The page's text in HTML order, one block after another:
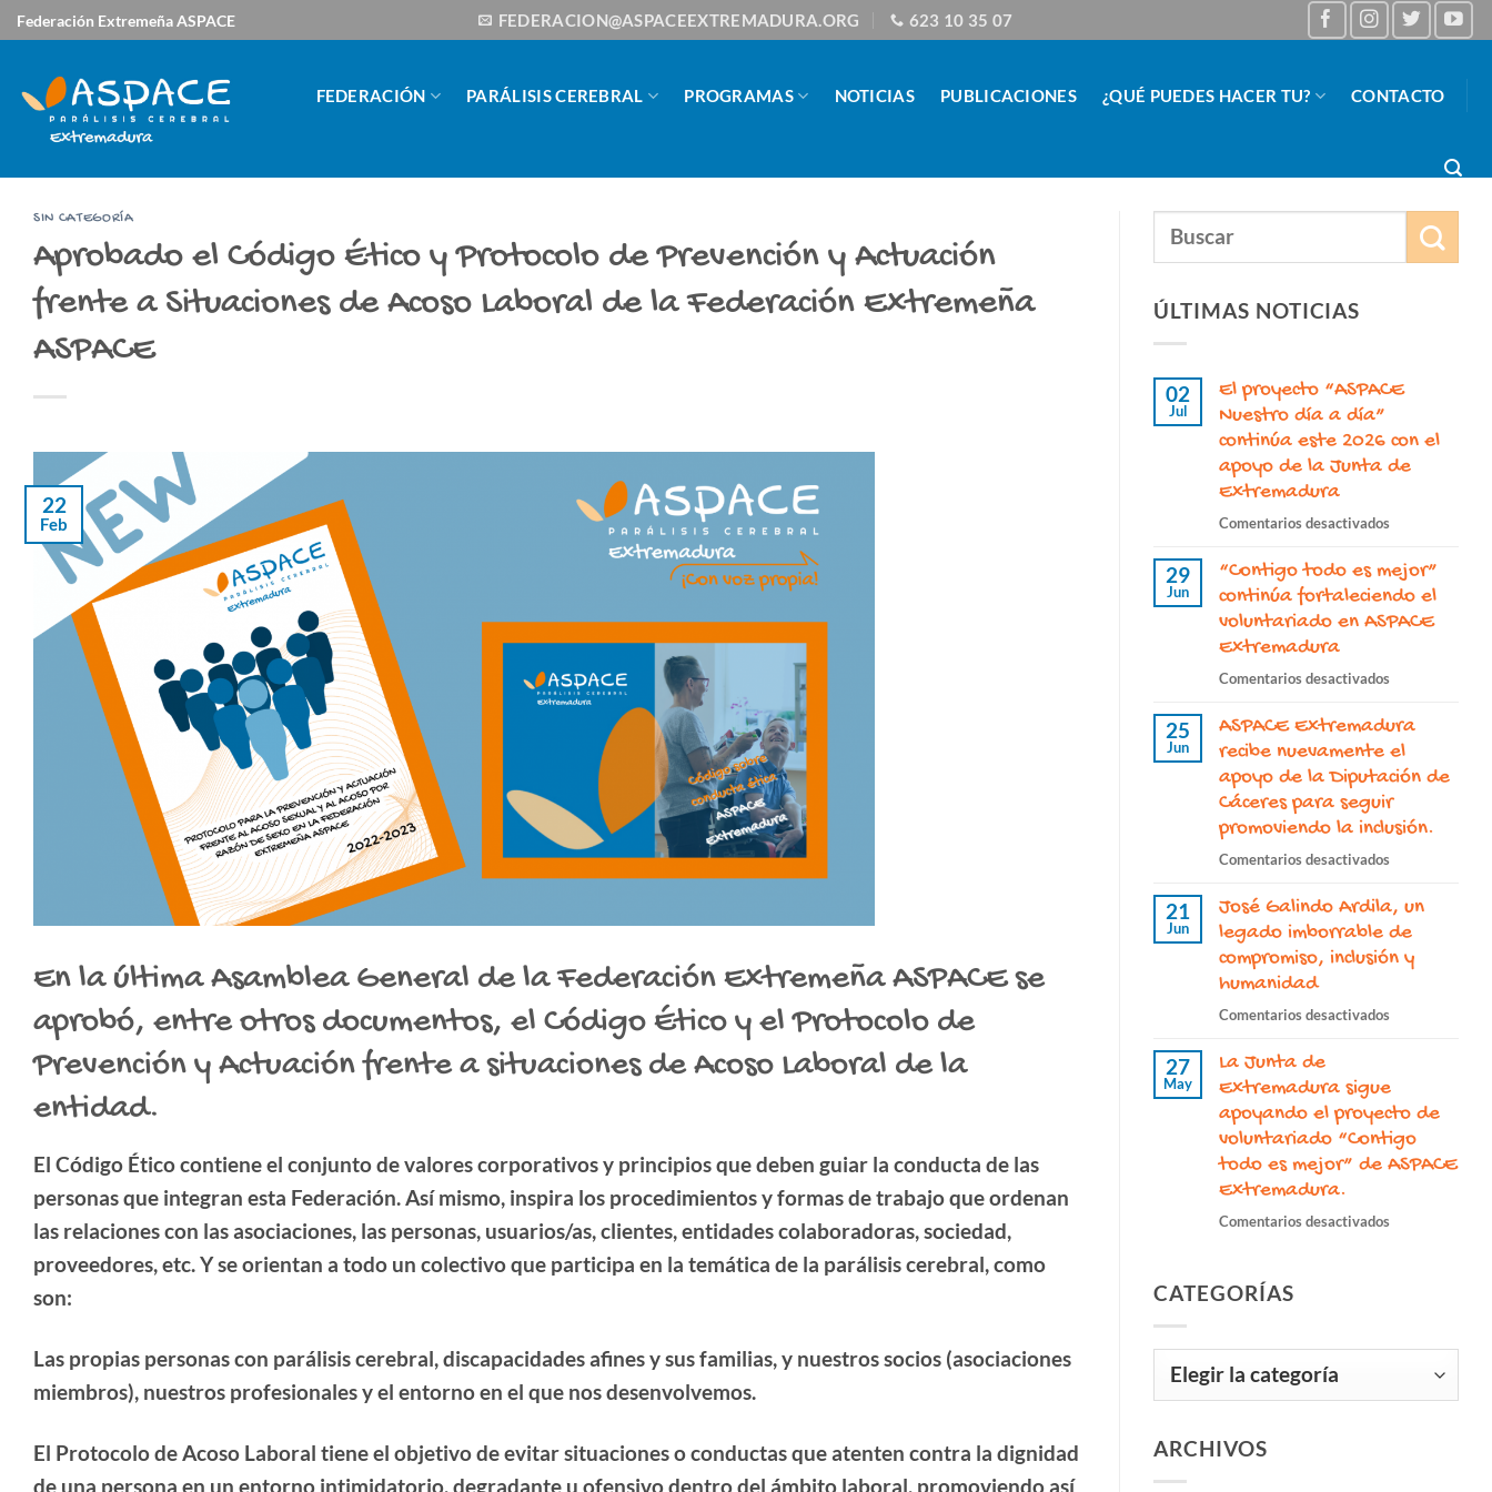
Saltar
al
contenido
Federación Extremeña ASPACE FEDERACION@ASPACEEXTREMADURA.ORG 623 10 35 07
FEDERACIÓN PARÁLISIS CEREBRAL PROGRAMAS NOTICIAS PUBLICACIONES ¿QUÉ PUEDES HACER TU? CONTACTO
SIN CATEGORÍA
Aprobado el Código Ético y Protocolo de Prevención y Actuación
frente a Situaciones de Acoso Laboral de la Federación Extremeña
ASPACE
22
Feb
En la última Asamblea General de la Federación Extremeña ASPACE se
aprobó, entre otros documentos, el Código Ético y el Protocolo de
Prevención y Actuación frente a situaciones de Acoso Laboral de la
entidad.
El Código Ético contiene el conjunto de valores corporativos y principios que deben guiar la conducta de las
personas que integran esta Federación. Así mismo, inspira los procedimientos y formas de trabajo que ordenan
las relaciones con las asociaciones, las personas, usuarios/as, clientes, entidades colaboradoras, sociedad,
proveedores, etc. Y se orientan a todo un colectivo que participa en la temática de la parálisis cerebral, como
son:
Las propias personas con parálisis cerebral, discapacidades afines y sus familias, y nuestros socios (asociaciones
miembros), nuestros profesionales y el entorno en el que nos desenvolvemos.
El Protocolo de Acoso Laboral tiene el objetivo de evitar situaciones o conductas que atenten contra la dignidad
de una persona en un entorno intimidatorio, degradante u ofensivo dentro del ámbito laboral, promoviendo así
ÚLTIMAS NOTICIAS
02
Jul
El proyecto “ASPACE
Nuestro día a día”
continúa este 2026 con el
apoyo de la Junta de
Extremadura
Comentarios desactivadosen
proyecto
“ASPACE
Nuestro
día”
este
2026
con
el
apoyo
de
Extremadura
29
Jun
“Contigo todo es mejor”
continúa fortaleciendo el
voluntariado en ASPACE
Extremadura
Comentarios desactivadosen
todo
es
mejor”
continúa
fortaleciendo
el
voluntariado
ASPACE
Extremadura
25
Jun
ASPACE Extremadura
recibe nuevamente el
apoyo de la Diputación de
Cáceres para seguir
promoviendo la inclusión.
Comentarios desactivadosen
Extremadura
recibe
nuevamente
de
de
Cáceres
para
seguir
21
Jun
José Galindo Ardila, un
legado imborrable de
compromiso, inclusión y
humanidad
Comentarios desactivadosen
Ardila,
un
legado
imborrable
inclusión
27
May
La Junta de
Extremadura sigue
apoyando el proyecto de
voluntariado “Contigo
todo es mejor” de ASPACE
Extremadura.
Comentarios desactivadosen
voluntariado
CATEGORÍAS
Categorías
ARCHIVOS